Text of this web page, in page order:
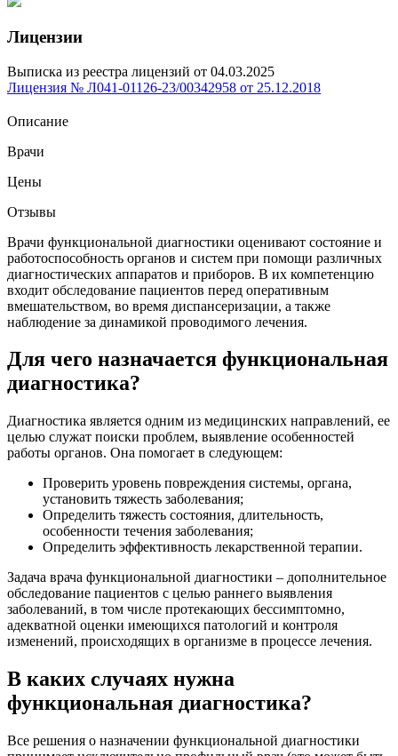
Лицензии
Выписка из реестра лицензий от 04.03.2025
Лицензия № Л041-01126-23/00342958 от 25.12.2018
Описание
Врачи
Цены
Отзывы
Врачи функциональной диагностики оценивают состояние и
работоспособность органов и систем при помощи различных
диагностических аппаратов и приборов. В их компетенцию
входит обследование пациентов перед оперативным
вмешательством, во время диспансеризации, а также
наблюдение за динамикой проводимого лечения.
Для чего назначается функциональная
диагностика?
Диагностика является одним из медицинских направлений, ее
целью служат поиски проблем, выявление особенностей
работы органов. Она помогает в следующем:
Проверить уровень повреждения системы, органа,
установить тяжесть заболевания;
Определить тяжесть состояния, длительность,
особенности течения заболевания;
Определить эффективность лекарственной терапии.
Задача врача функциональной диагностики – дополнительное
обследование пациентов с целью раннего выявления
заболеваний, в том числе протекающих бессимптомно,
адекватной оценки имеющихся патологий и контроля
изменений, происходящих в организме в процессе лечения.
В каких случаях нужна
функциональная диагностика?
Все решения о назначении функциональной диагностики